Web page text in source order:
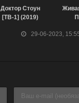
29-06-2023,
Доктор Стоун
[ТВ-1] (2019)